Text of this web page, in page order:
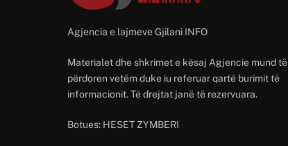
Agjencia e lajmeve Gjilani INFO
Materialet dhe shkrimet e kësaj Agjencie mund të
përdoren vetëm duke iu referuar qartë burimit të
informacionit. Të drejtat janë të rezervuara.
Botues: HESET ZYMBERI